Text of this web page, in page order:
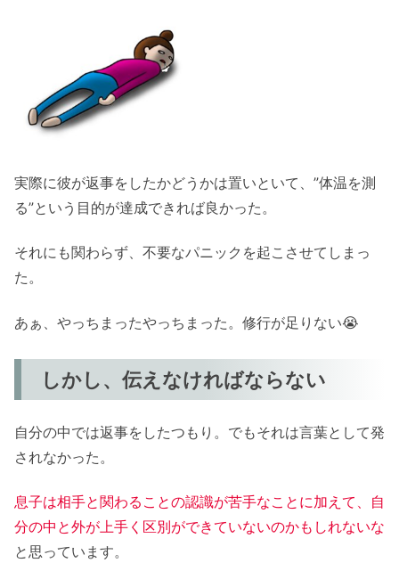
実際に彼が返事をしたかどうかは置いといて、”体温を測
る”という目的が達成できれば良かった。
それにも関わらず、不要なパニックを起こさせてしまっ
た。
あぁ、やっちまったやっちまった。修行が足りない😭
しかし、伝えなければならない
自分の中では返事をしたつもり。でもそれは言葉として発
されなかった。
息子は相手と関わることの認識が苦手なことに加えて、自
分の中と外が上手く区別ができていないのかもしれないな
と思っています。